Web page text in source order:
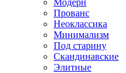
Модерн
Прованс
Неоклассика
Минимализм
Под старину
Скандинавские
Элитные